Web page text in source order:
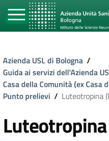
Azienda USL di Bologna /
Guida ai servizi dell'Azienda
Casa della Comunità (ex Casa
Punto prelievi / Luteotropina